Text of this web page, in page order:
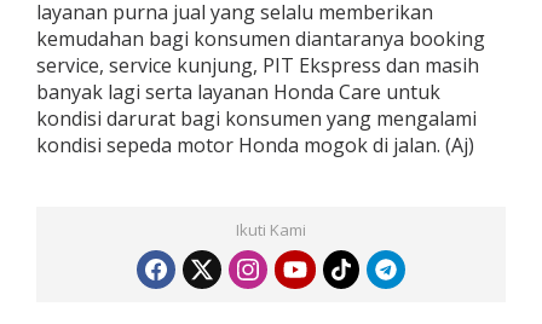
layanan purna jual yang selalu memberikan
kemudahan bagi konsumen diantaranya booking
service, service kunjung, PIT Ekspress dan masih
banyak lagi serta layanan Honda Care untuk
kondisi darurat bagi konsumen yang mengalami
kondisi sepeda motor Honda mogok di jalan. (Aj)
Ikuti Kami